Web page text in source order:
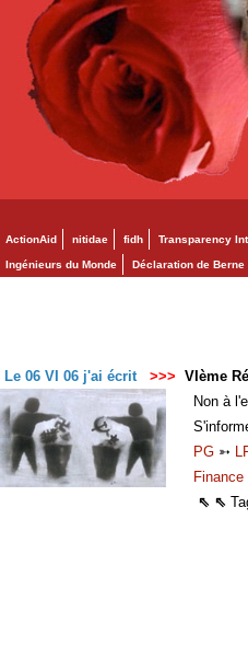
ActionAid nitidae fidh Transparency
Ingénieurs du Monde Déclaration de
Le 06 VI 06 j'ai écrit >>> VIème
Non à
PG ➳
Finance
⇖ ⇖